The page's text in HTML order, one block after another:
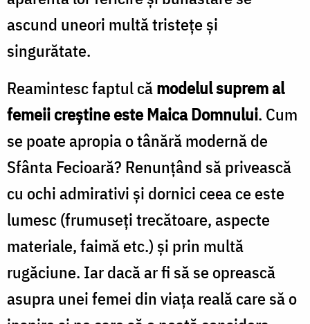
ascund uneori multă tristeţe şi
singurătate.
Reamintesc faptul cămodelul suprem al
femeii creştine este Maica Domnului. Cum
se poate apropia o tânără modernă de
Sfânta Fecioară? Renunţând să privească
cu ochi admirativi şi dornici ceea ce este
lumesc (frumuseţi trecătoare, aspecte
materiale, faimă etc.) şi prin multă
rugăciune. Iar dacă ar fi să se oprească
asupra unei femei din viaţa reală care să o